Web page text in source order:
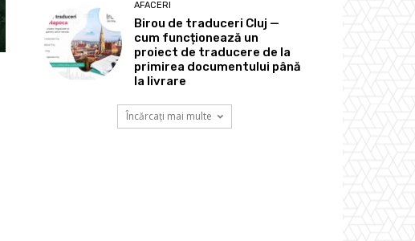
AFACERI
Birou de traduceri Cluj —
cum funcționează un
proiect de traducere de la
primirea documentului până
la livrare
Încărcați mai multe